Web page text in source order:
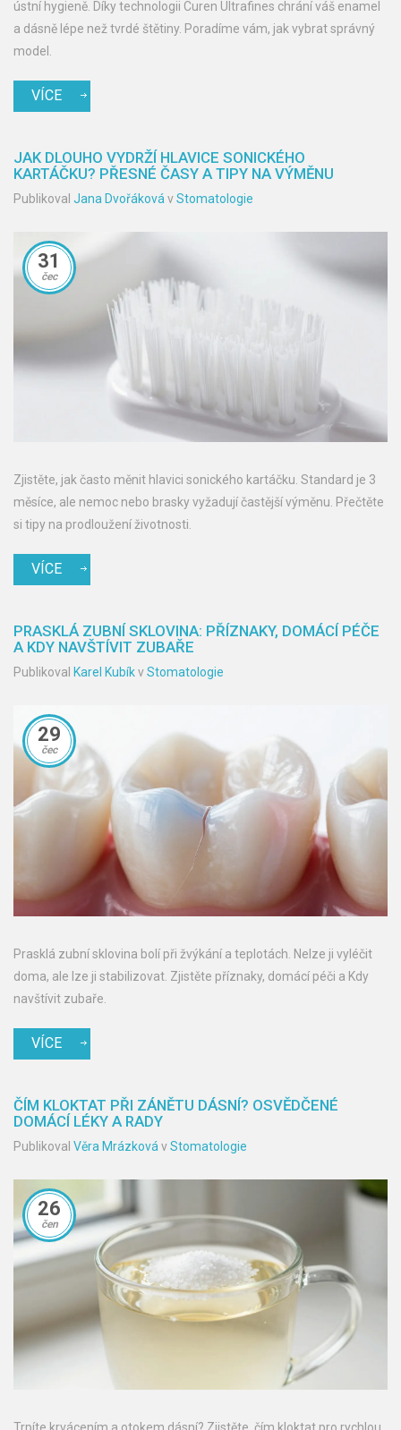
ústní hygieně. Díky technologii Curen Ultrafines chrání váš enamel
a dásně lépe než tvrdé štětiny. Poradíme vám, jak vybrat správný
model.
VÍCE
JAK DLOUHO VYDRŽÍ HLAVICE SONICKÉHO
KARTÁČKU? PŘESNÉ ČASY A TIPY NA VÝMĚNU
Publikoval Jana DvořákovávStomatologie
31
čec
Zjistěte, jak často měnit hlavici sonického kartáčku. Standard je 3
měsíce, ale nemoc nebo brasky vyžadují častější výměnu. Přečtěte
si tipy na prodloužení životnosti.
VÍCE
PRASKLÁ ZUBNÍ SKLOVINA: PŘÍZNAKY, DOMÁCÍ PÉČE
A KDY NAVŠTÍVIT ZUBAŘE
Publikoval Karel KubíkvStomatologie
29
čec
Prasklá zubní sklovina bolí při žvýkání a teplotách. Nelze ji vyléčit
doma, ale lze ji stabilizovat. Zjistěte příznaky, domácí péči a Kdy
navštívit zubaře.
VÍCE
ČÍM KLOKTAT PŘI ZÁNĚTU DÁSNÍ? OSVĚDČENÉ
DOMÁCÍ LÉKY A RADY
Publikoval Věra Mrázková vStomatologie
26
čen
Trpíte krvácením a otokem dásní? Zjistěte, čím kloktat pro rychlou